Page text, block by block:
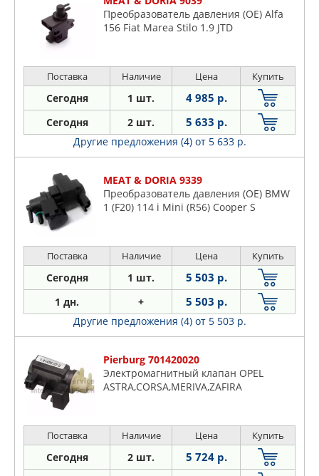
Преобразователь давления (OE) Alfa
156 Fiat Marea Stilo 1.9 JTD
Поставка Наличие Цена Купить
Сегодня 1 шт. 4 985 р.
Сегодня 2 шт. 5 633 р.
Другие предложения (4) от 5 633 р.
MEAT & DORIA 9339
Преобразователь давления (OE) BMW
1 (F20) 114 i Mini (R56) Cooper S
Поставка Наличие Цена Купить
Сегодня 1 шт. 5 503 р.
1 дн. + 5 503 р.
Другие предложения (4) от 5 503 р.
Pierburg 701420020
Электромагнитный клапан OPEL
ASTRA,CORSA,MERIVA,ZAFIRA
Поставка Наличие Цена Купить
Сегодня 2 шт. 5 724 р.